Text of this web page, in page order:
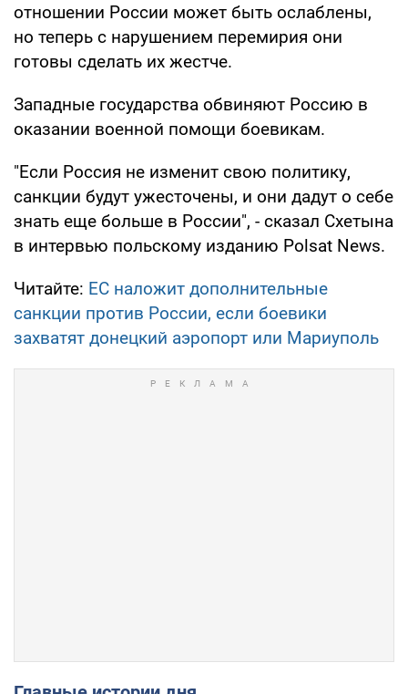
отношении России может быть ослаблены,
но теперь с нарушением перемирия они
готовы сделать их жестче.
Западные государства обвиняют Россию в
оказании военной помощи боевикам.
"Если Россия не изменит свою политику,
санкции будут ужесточены, и они дадут о себе
знать еще больше в России", - сказал Схетына
в интервью польскому изданию Polsat News.
Читайте: ЕС наложит дополнительные
санкции против России, если боевики
захватят донецкий аэропорт или Мариуполь